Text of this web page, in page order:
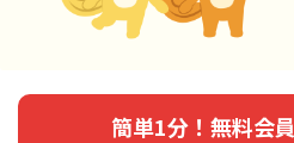
簡単1分！無料会